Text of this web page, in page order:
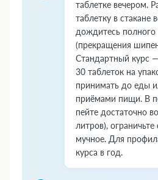
таблетке вечером.
таблетку в стакане
дождитесь полного
(прекращения
Стандартный курс
30 таблеток на
принимать до еды
приёмами пищи. В
пейте достаточно
литров), ограничьте
мучное. Для
курса в год.